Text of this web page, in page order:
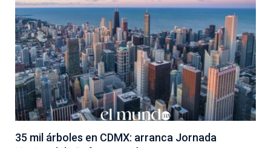
35 mil árboles en CDMX: arranca Jornada